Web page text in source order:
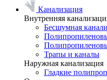
Канализация
Внутренняя
Бесшумная
Трапы и каналы
Наружная канализация
Гладкие